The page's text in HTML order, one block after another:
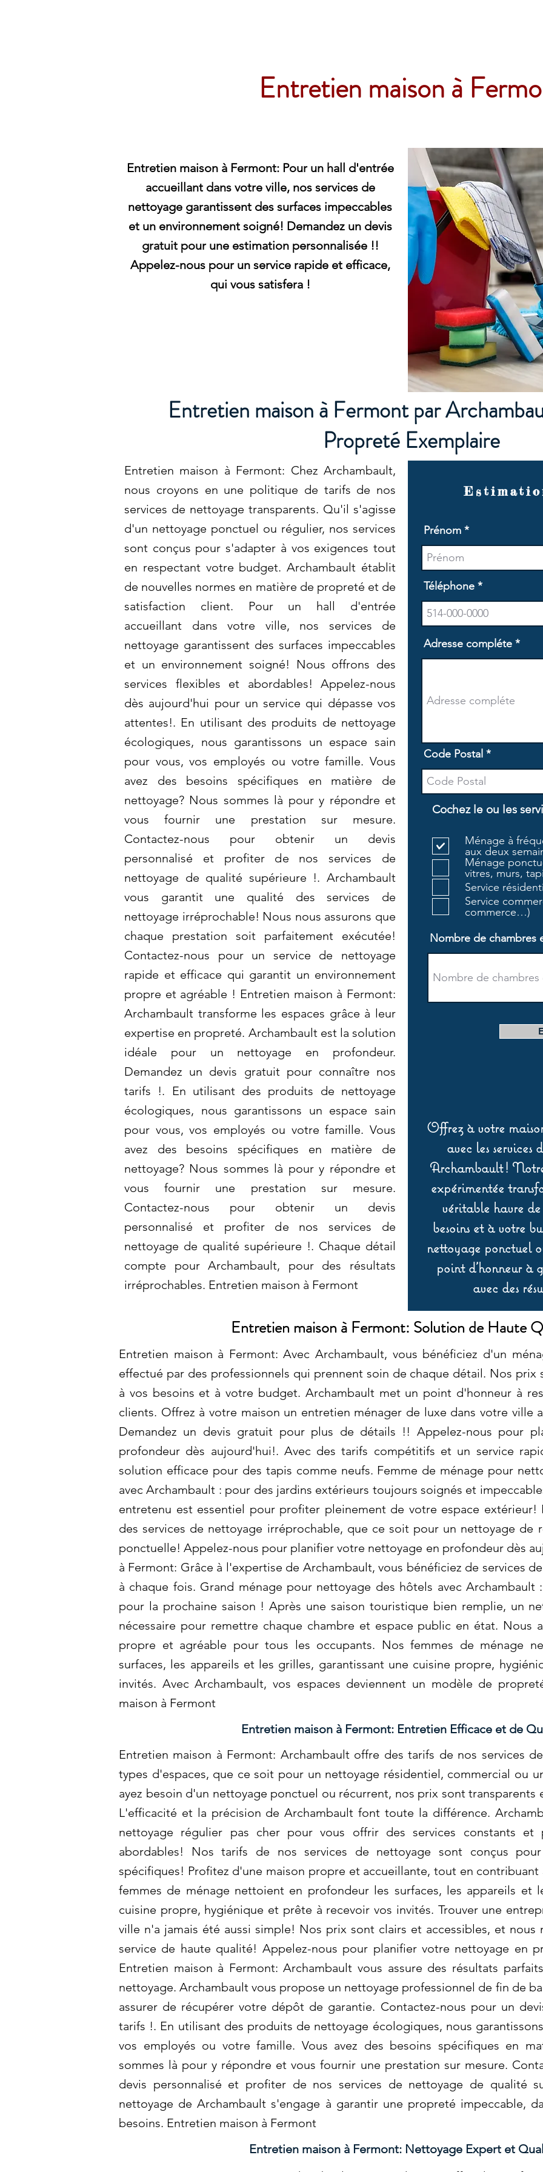
Entretien maison à
Entretien maison à Fermont: Pour un hall d'entrée
accueillant dans votre ville, nos services de
nettoyage garantissent des surfaces impeccables
et un environnement soigné! Demandez un devis
gratuit pour une estimation personnalisée !!
Appelez-nous pour un service rapide et efficace,
qui vous satisfera !
Entretien maison à Fermont par
Propreté Exemplaire
Entretien maison à Fermont: Chez Archambault,
nous croyons en une politique de tarifs de nos
services de nettoyage transparents. Qu'il s'agisse
d'un nettoyage ponctuel ou régulier, nos services
sont conçus pour s'adapter à vos exigences tout
en respectant votre budget. Archambault établit
de nouvelles normes en matière de propreté et de
satisfaction client. Pour un hall d'entrée
accueillant dans votre ville, nos services de
nettoyage garantissent des surfaces impeccables
et un environnement soigné! Nous offrons des
services flexibles et abordables! Appelez-nous
dès aujourd'hui pour un service qui dépasse vos
attentes!. En utilisant des produits de nettoyage
écologiques, nous garantissons un espace sain
pour vous, vos employés ou votre famille. Vous
avez des besoins spécifiques en matière de
nettoyage? Nous sommes là pour y répondre et
vous fournir une prestation sur mesure.
Contactez-nous pour obtenir un devis
personnalisé et profiter de nos services de
nettoyage de qualité supérieure !. Archambault
vous garantit une qualité des services de
nettoyage irréprochable! Nous nous assurons que
chaque prestation soit parfaitement exécutée!
Contactez-nous pour un service de nettoyage
rapide et efficace qui garantit un environnement
propre et agréable ! Entretien maison à Fermont:
Archambault transforme les espaces grâce à leur
expertise en propreté. Archambault est la solution
idéale pour un nettoyage en profondeur.
Demandez un devis gratuit pour connaître nos
tarifs !. En utilisant des produits de nettoyage
écologiques, nous garantissons un espace sain
pour vous, vos employés ou votre famille. Vous
avez des besoins spécifiques en matière de
nettoyage? Nous sommes là pour y répondre et
vous fournir une prestation sur mesure.
Contactez-nous pour obtenir un devis
personnalisé et profiter de nos services de
nettoyage de qualité supérieure !. Chaque détail
compte pour Archambault, pour des résultats
irréprochables. Entretien maison à Fermont
Prénom
Téléphone
Adresse compléte
Code Postal
Cochez le ou les
Ménage à
aux deux
Ménage
vitres, murs,
Service
Service
commerce…)
Nombre de chambres
Offrez à votre
avec les services
Archambault !
expérimentée
véritable havre
besoins et à votre
nettoyage ponctuel
point d’honneur à
avec des
Entretien maison à Fermont: Solution de Haute
Entretien maison à Fermont: Avec Archambault, vous bénéficiez d'un
effectué par des professionnels qui prennent soin de chaque détail. Nos prix
à vos besoins et à votre budget. Archambault met un point d'honneur à
clients. Offrez à votre maison un entretien ménager de luxe dans votre ville
Demandez un devis gratuit pour plus de détails !! Appelez-nous pour
profondeur dès aujourd'hui!. Avec des tarifs compétitifs et un service
solution efficace pour des tapis comme neufs. Femme de ménage pour
avec Archambault : pour des jardins extérieurs toujours soignés et
entretenu est essentiel pour profiter pleinement de votre espace extérieur!
des services de nettoyage irréprochable, que ce soit pour un nettoyage de
ponctuelle! Appelez-nous pour planifier votre nettoyage en profondeur dès
à Fermont: Grâce à l'expertise de Archambault, vous bénéficiez de services
à chaque fois. Grand ménage pour nettoyage des hôtels avec
pour la prochaine saison ! Après une saison touristique bien remplie, un
nécessaire pour remettre chaque chambre et espace public en état. Nous
propre et agréable pour tous les occupants. Nos femmes de ménage
surfaces, les appareils et les grilles, garantissant une cuisine propre,
invités. Avec Archambault, vos espaces deviennent un modèle de
maison à Fermont
Entretien maison à Fermont: Entretien Efficace et de
Entretien maison à Fermont: Archambault offre des tarifs de nos services
types d'espaces, que ce soit pour un nettoyage résidentiel, commercial ou
ayez besoin d'un nettoyage ponctuel ou récurrent, nos prix sont transparents
L'efficacité et la précision de Archambault font toute la différence.
nettoyage régulier pas cher pour vous offrir des services constants et
abordables! Nos tarifs de nos services de nettoyage sont conçus
spécifiques! Profitez d'une maison propre et accueillante, tout en contribuant
femmes de ménage nettoient en profondeur les surfaces, les appareils et
cuisine propre, hygiénique et prête à recevoir vos invités. Trouver une
ville n'a jamais été aussi simple! Nos prix sont clairs et accessibles, et nous
service de haute qualité! Appelez-nous pour planifier votre nettoyage en
Entretien maison à Fermont: Archambault vous assure des résultats
nettoyage. Archambault vous propose un nettoyage professionnel de fin de
assurer de récupérer votre dépôt de garantie. Contactez-nous pour un
tarifs !. En utilisant des produits de nettoyage écologiques, nous
vos employés ou votre famille. Vous avez des besoins spécifiques en
sommes là pour y répondre et vous fournir une prestation sur mesure.
devis personnalisé et profiter de nos services de nettoyage de qualité
nettoyage de Archambault s'engage à garantir une propreté impeccable,
besoins. Entretien maison à Fermont
Entretien maison à Fermont: Nettoyage Expert et